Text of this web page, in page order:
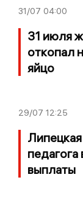
31/07 04:00
31 июля
откопал
яйцо
29/07 12:25
выплаты